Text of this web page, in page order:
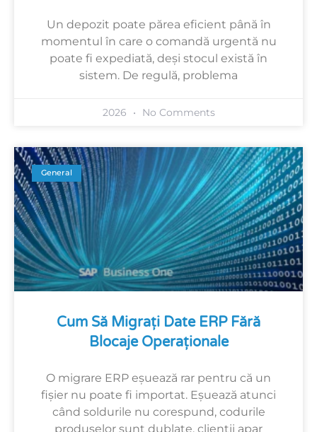
Un depozit poate părea eficient până în
momentul în care o comandă urgentă nu
poate fi expediată, deși stocul există în
sistem. De regulă, problema
2026 No Comments
General
Cum Să Migrați Date ERP Fără
Blocaje Operaționale
O migrare ERP eșuează rar pentru că un
fișier nu poate fi importat. Eșuează atunci
când soldurile nu corespund, codurile
produselor sunt dublate, clienții apar